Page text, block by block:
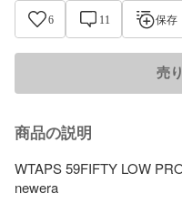
6 11 保存
売
商品の説明
WTAPS 59FIFTY LOW
newera